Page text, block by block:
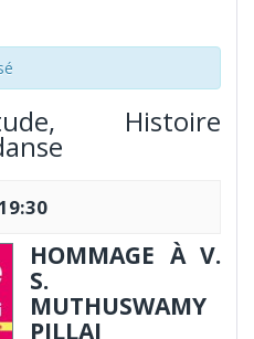
Histoire
HOMMAGE À V.
S.
MUTHUSWAMY
PILLAI